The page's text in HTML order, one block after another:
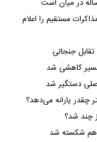
مستقیم را اعلام
جنجالی
دستگیر شد
یارانه می‌دهد؟
چند شد؟